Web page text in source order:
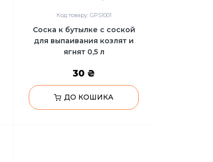
Код товару: GPS1001
Соска к бутылке с соской
для выпаивания козлят и
ягнят 0,5 л
30 ₴
ДО КОШИКА